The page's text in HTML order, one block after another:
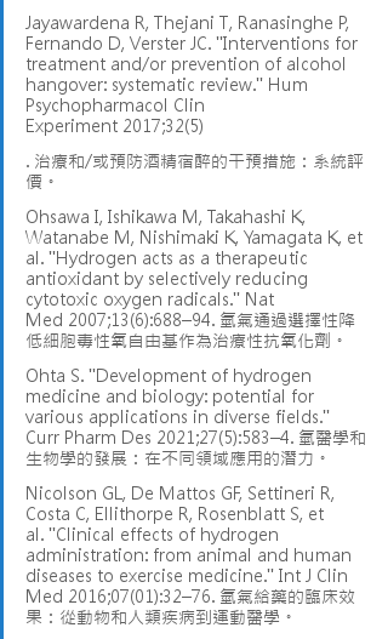
Jayawardena R, Thejani T, Ranasinghe P,
Fernando D, Verster JC. "Interventions for
treatment and/or prevention of alcohol
hangover: systematic review." Hum
Psychopharmacol Clin
Experiment 2017;32(5)
. 治療和/或預防酒精宿醉的干預措施：系統評
價。
Ohsawa I, Ishikawa M, Takahashi K,
Watanabe M, Nishimaki K, Yamagata K, et
al. "Hydrogen acts as a therapeutic
antioxidant by selectively reducing
cytotoxic oxygen radicals." Nat
Med 2007;13(6):688–94. 氫氣通過選擇性降
低細胞毒性氧自由基作為治療性抗氧化劑。
Ohta S. "Development of hydrogen
medicine and biology: potential for
various applications in diverse fields."
Curr Pharm Des 2021;27(5):583–4. 氫醫學和
生物學的發展：在不同領域應用的潛力。
Nicolson GL, De Mattos GF, Settineri R,
Costa C, Ellithorpe R, Rosenblatt S, et
al. "Clinical effects of hydrogen
administration: from animal and human
diseases to exercise medicine." Int J Clin
Med 2016;07(01):32–76. 氫氣給藥的臨床效
果：從動物和人類疾病到運動醫學。